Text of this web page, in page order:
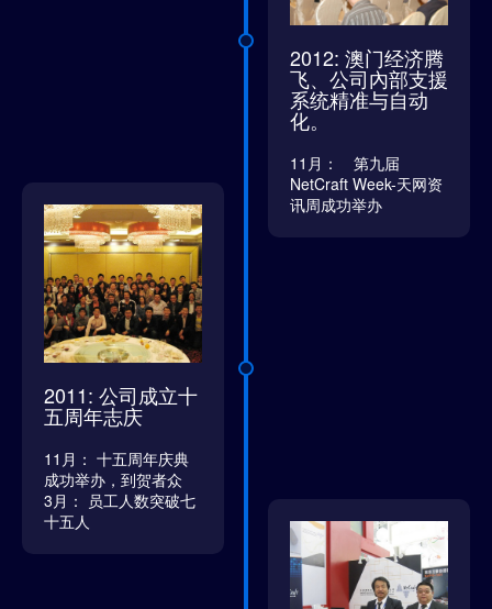
2012: 澳门经济腾
飞、公司內部支援
系统精准与自动
化。
11月： 第九届
NetCraft Week-天网资
讯周成功举办
2011: 公司成立十
五周年志庆
11月： 十五周年庆典
成功举办，到贺者众
3月： 员工人数突破七
十五人